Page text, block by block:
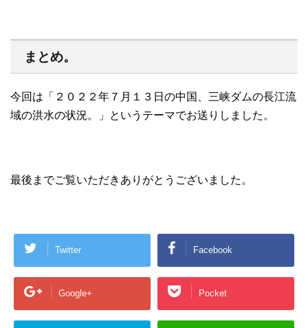
まとめ。
今回は「２０２２年７月１３日の中国、三峡ダムの長江流
域の洪水の状況。」というテーマでお送りしました。
最後までご覧いただきありがとうございました。
Twitter Facebook
Google+ Pocket